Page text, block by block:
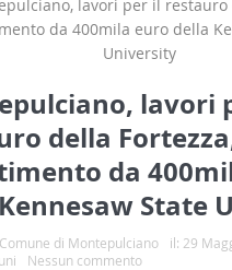
lavori
della
da
State
Comune di Montepulciano il: 29
Nessun commento